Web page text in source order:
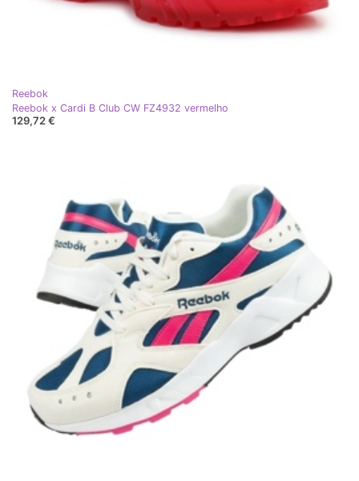
Reebok
Reebok x Cardi B Club CW FZ4932 vermelho
129,72 €